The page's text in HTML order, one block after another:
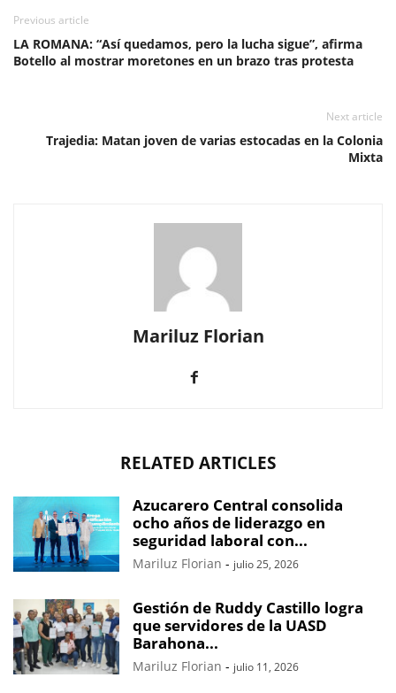
Previous article
LA ROMANA: “Así quedamos, pero la lucha sigue”, afirma
Botello al mostrar moretones en un brazo tras protesta
Next article
Trajedia: Matan joven de varias estocadas en la Colonia
Mixta
Mariluz Florian
RELATED ARTICLES
Azucarero Central consolida
ocho años de liderazgo en
seguridad laboral con...
Mariluz Florian - julio 25, 2026
Gestión de Ruddy Castillo logra
que servidores de la UASD
Barahona...
Mariluz Florian - julio 11, 2026